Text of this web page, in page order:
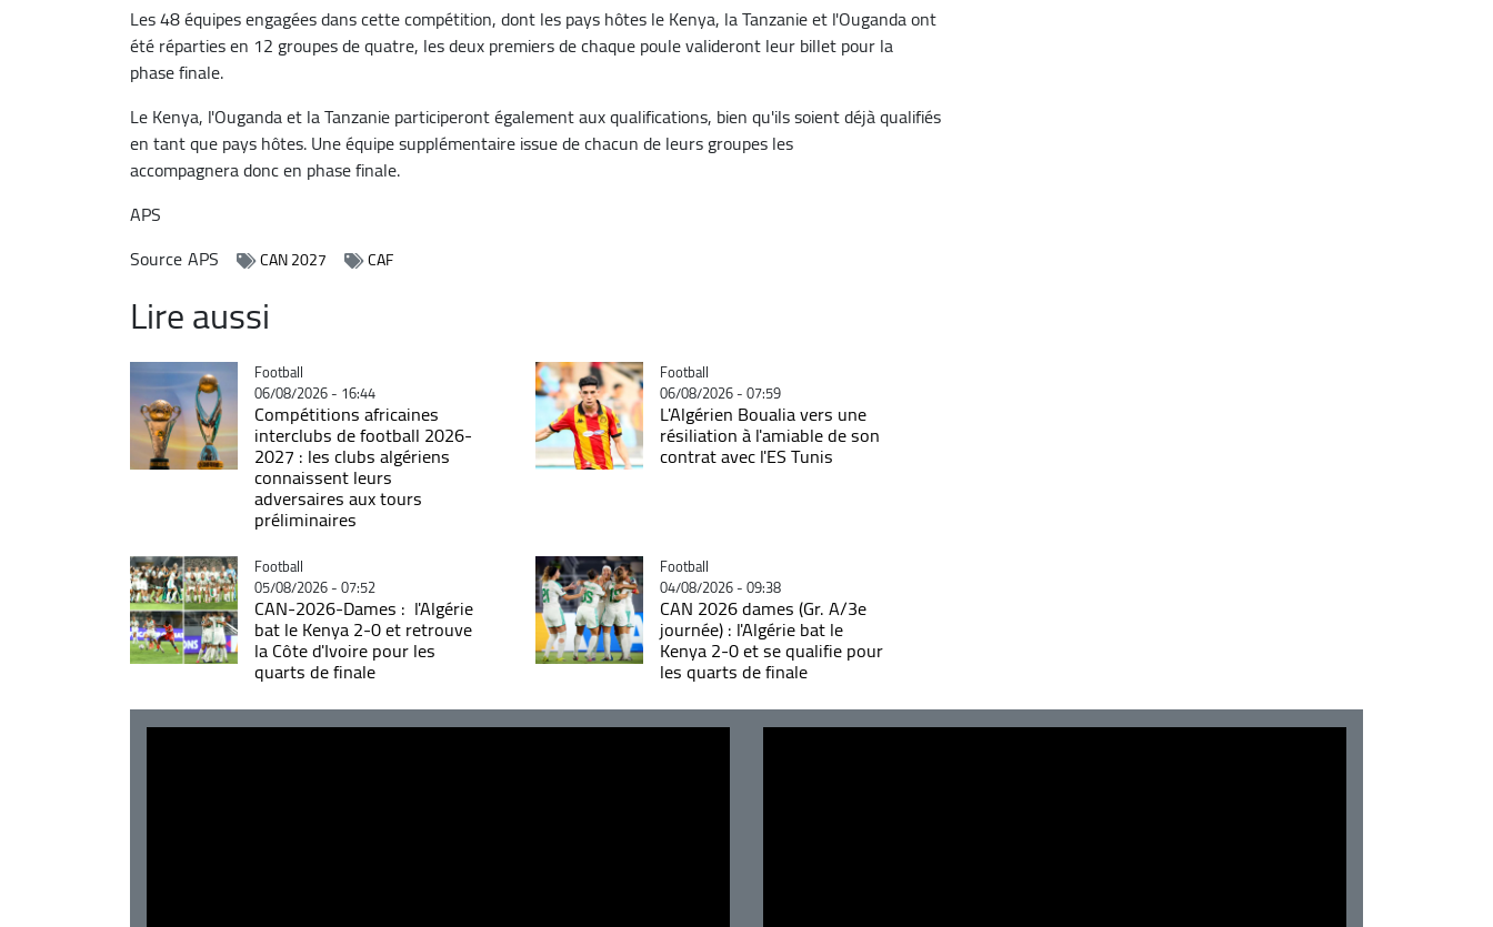
Les 48 équipes engagées dans cette compétition, dont les pays hôtes le Kenya, la Tanzanie et l'Ouganda ont
été réparties en 12 groupes de quatre, les deux premiers de chaque poule valideront leur billet pour la
phase finale.
Le Kenya, l'Ouganda et la Tanzanie participeront également aux qualifications, bien qu'ils soient déjà qualifiés
en tant que pays hôtes. Une équipe supplémentaire issue de chacun de leurs groupes les
accompagnera donc en phase finale.
APS
SourceAPS CAN 2027 CAF
Lire aussi
Catégorie
Football
06/08/2026 - 16:44
Compétitions africaines
interclubs de football 2026-
2027 : les clubs algériens
connaissent leurs
adversaires aux tours
préliminaires
Catégorie
Football
06/08/2026 - 07:59
L'Algérien Boualia vers une
résiliation à l'amiable de son
contrat avec l'ES Tunis
Catégorie
Football
05/08/2026 - 07:52
CAN-2026-Dames : l'Algérie
bat le Kenya 2-0 et retrouve
la Côte d'Ivoire pour les
quarts de finale
Catégorie
Football
04/08/2026 - 09:38
CAN 2026 dames (Gr. A/3e
journée) : l'Algérie bat le
Kenya 2-0 et se qualifie pour
les quarts de finale